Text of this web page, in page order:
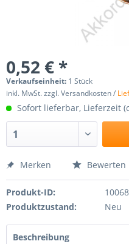
0,52 € *
Verkaufseinheit: 1 Stück
inkl. MwSt. zzgl. Versandkosten /
Sofort lieferbar, Lieferzeit
Merken Bewerten
Produkt-ID:
Produktzustand:
Neu
Beschreibung